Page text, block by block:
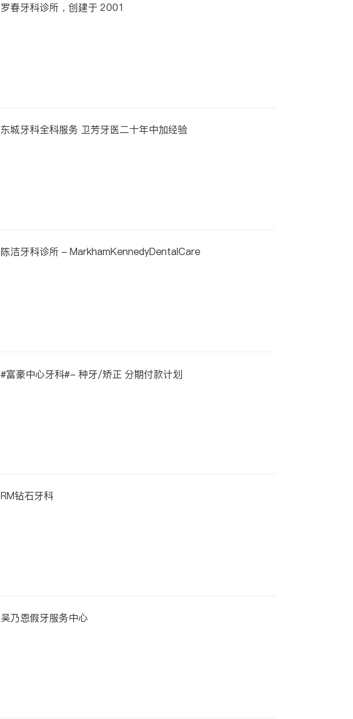
罗春牙科诊所，创建于 2001
东城牙科全科服务 卫芳牙医二十年中加经验
陈洁牙科诊所 - MarkhamKennedyDentalCare
#富豪中心牙科#- 种牙/矫正 分期付款计划
RM钻石牙科
吴乃恩假牙服务中心